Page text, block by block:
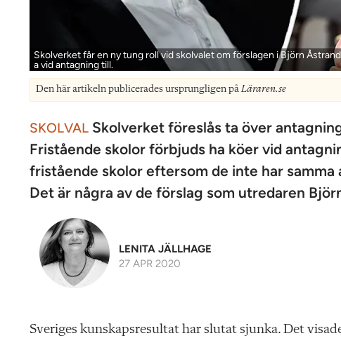
Skolverket får en ny tung roll vid skolvalet om förslagen i Björn
a vid antagning till.
Den här artikeln publicerades ursprungligen påLäraren.se
SKOLVAL Skolverket föreslås ta över
Fristående skolor förbjuds ha köer vid
fristående skolor eftersom de inte har
Det är några av de förslag som utredaren
LENITA JÄLLHAGE
27 APR 2020
Sveriges kunskapsresultat har slutat sjunka. Det